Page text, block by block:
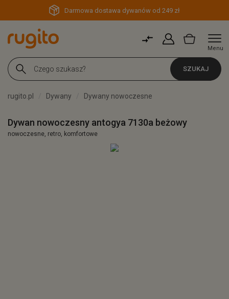
Darmowa dostawa dywanów od 249 zł
Menu
SZUKAJ
rugito.pl Dywany Dywany nowoczesne
Dywan nowoczesny antogya 7130a beżowy
nowoczesne, retro, komfortowe